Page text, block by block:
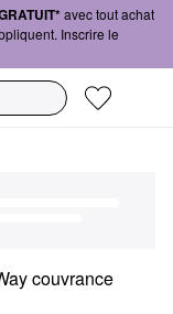
avec tout achat
Inscrire le
couvrance